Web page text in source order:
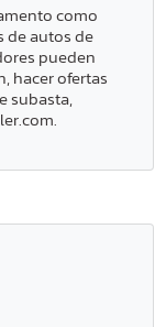
como
de autos de
pueden
hacer ofertas
subasta,